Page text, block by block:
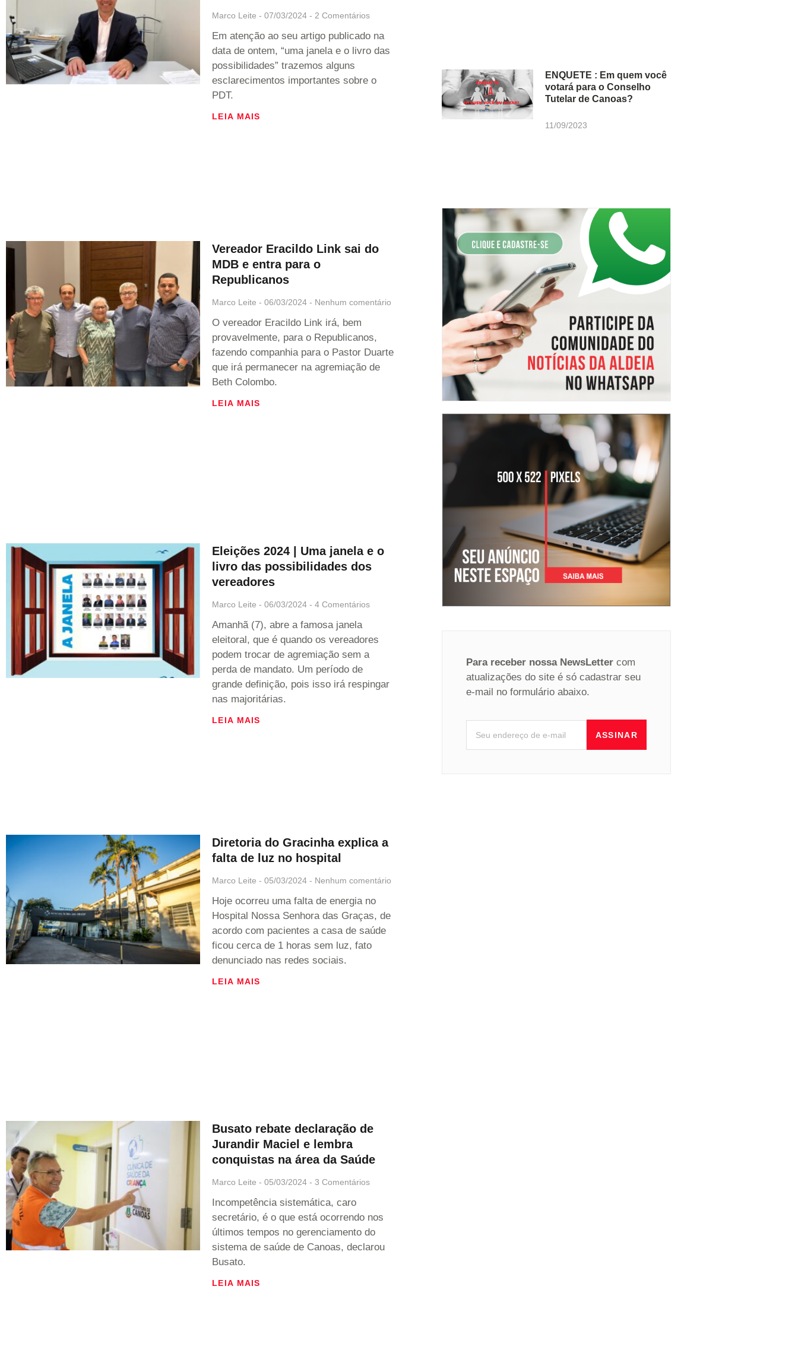
Marco Leite 07/03/2024 2 Comentários
Em atenção ao seu artigo publicado na
data de ontem, “uma janela e o livro das
possibilidades” trazemos alguns
esclarecimentos importantes sobre o
PDT.
LEIA MAIS
Vereador Eracildo Link sai do
MDB e entra para o
Republicanos
Marco Leite 06/03/2024 Nenhum comentário
O vereador Eracildo Link irá, bem
provavelmente, para o Republicanos,
fazendo companhia para o Pastor Duarte
que irá permanecer na agremiação de
Beth Colombo.
LEIA MAIS
Eleições 2024 | Uma janela e o
livro das possibilidades dos
vereadores
Marco Leite 06/03/2024 4 Comentários
Amanhã (7), abre a famosa janela
eleitoral, que é quando os vereadores
podem trocar de agremiação sem a
perda de mandato. Um período de
grande definição, pois isso irá respingar
nas majoritárias.
LEIA MAIS
Diretoria do Gracinha explica a
falta de luz no hospital
Marco Leite 05/03/2024 Nenhum comentário
Hoje ocorreu uma falta de energia no
Hospital Nossa Senhora das Graças, de
acordo com pacientes a casa de saúde
ficou cerca de 1 horas sem luz, fato
denunciado nas redes sociais.
LEIA MAIS
Busato rebate declaração de
Jurandir Maciel e lembra
conquistas na área da Saúde
Marco Leite 05/03/2024 3 Comentários
Incompetência sistemática, caro
secretário, é o que está ocorrendo nos
últimos tempos no gerenciamento do
sistema de saúde de Canoas, declarou
Busato.
LEIA MAIS
ENQUETE : Em quem você
votará para o Conselho
Tutelar de Canoas?
11/09/2023
Para receber nossa NewsLetter com
atualizações do site é só cadastrar seu
e-mail no formulário abaixo.
ASSINAR